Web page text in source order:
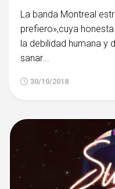
La banda Montreal
prefiero»,cuya
la debilidad humana y
sanar...
30/10/2018